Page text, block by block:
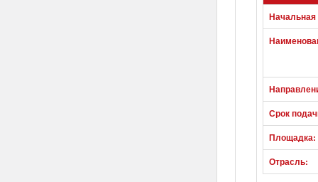
Начальная
Срок
Площадка:
Отрасль: